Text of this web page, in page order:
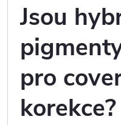
Jsou
pro
korekce?